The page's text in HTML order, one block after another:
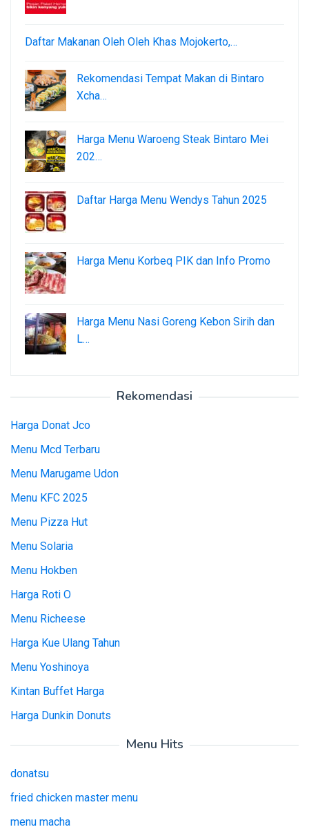
Daftar Makanan Oleh Oleh Khas Mojokerto,…
Rekomendasi Tempat Makan di Bintaro
Xcha…
Harga Menu Waroeng Steak Bintaro Mei
202…
Daftar Harga Menu Wendys Tahun 2025
Harga Menu Korbeq PIK dan Info Promo
Harga Menu Nasi Goreng Kebon Sirih dan
L…
Rekomendasi
Harga Donat Jco
Menu Mcd Terbaru
Menu Marugame Udon
Menu KFC 2025
Menu Pizza Hut
Menu Solaria
Menu Hokben
Harga Roti O
Menu Richeese
Harga Kue Ulang Tahun
Menu Yoshinoya
Kintan Buffet Harga
Harga Dunkin Donuts
Menu Hits
donatsu
fried chicken master menu
menu macha